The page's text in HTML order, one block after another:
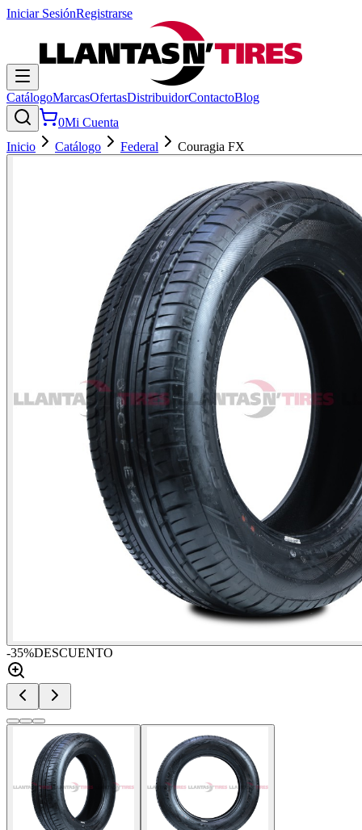
Iniciar SesiónRegistrarse
CatálogoMarcasOfertasDistribuidorContactoBlog
0Mi Cuenta
Inicio
Catálogo Federal Couragia FX
-35%DESCUENTO